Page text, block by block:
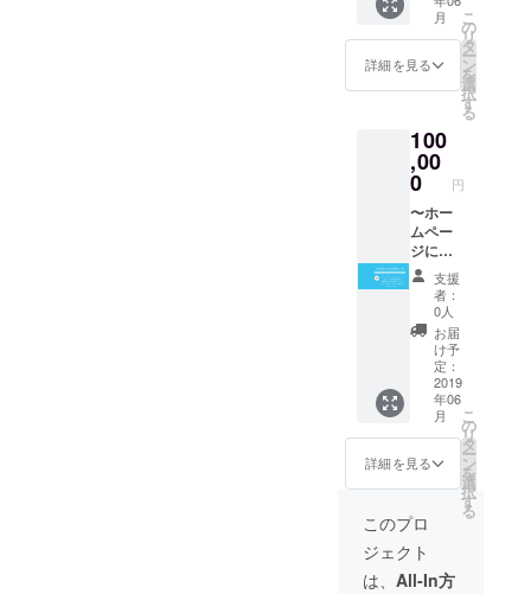
相談 ＊
都内か
ら遠方
の場合
通費を
いただ
く場合
がござ
いま
す。
の当会
サイト
にシル
バース
ポン
してお
名前の
記載い
たしま
す。 法
人様も
歓迎で
す。 ※
支援
時、必
ず備考
欄にご
希望の
お名前
をご記
入くだ
さい。
記入の
ない場
合は
CAMPF
IREの
ユー
ザー名
月
詳細を見る
こ
の
リ
タ
ー
ン
を
選
択
す
る
100
,00
0 円
〜ホー
ムペー
ジに
ゴール
ドスポ
ンサー
として
お名前
の記
載〜 月
間PV約
1.5万の
当会サ
イトに
ゴール
ドスポ
ンサー
として
お名前
の記載
支援
者：
0人
お届
け予
定：
2019
年06
月
詳細を見る
こ
の
リ
タ
ー
ン
を
選
択
す
る
このプロ
ジェクト
は、 All-In方